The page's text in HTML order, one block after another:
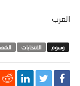
العرب
الانتخابات